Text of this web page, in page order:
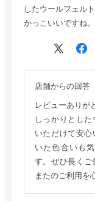
したウールフェル
かっこいいですね。
店舗からの回答
レビューありが
しっかりとし
いただけて安
いた色合いも
す。ぜひ長くご
またのご利用を